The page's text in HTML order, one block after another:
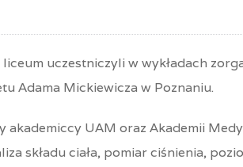
uczestniczyli w wykładach
Adama Mickiewicza w Poznaniu.
akademiccy UAM oraz Akademii
składu ciała, pomiar ciśnienia,